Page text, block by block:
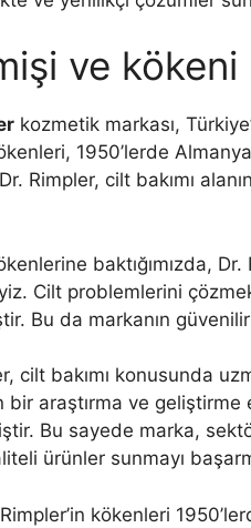
ve kökeni
kozmetik markası,
1950’lerde
Dr. Rimpler, cilt bakımı
baktığımızda,
Cilt problemlerini
Bu da markanın
cilt bakımı konusunda
bir araştırma ve
Bu sayede marka,
ürünler sunmayı
kökenleri